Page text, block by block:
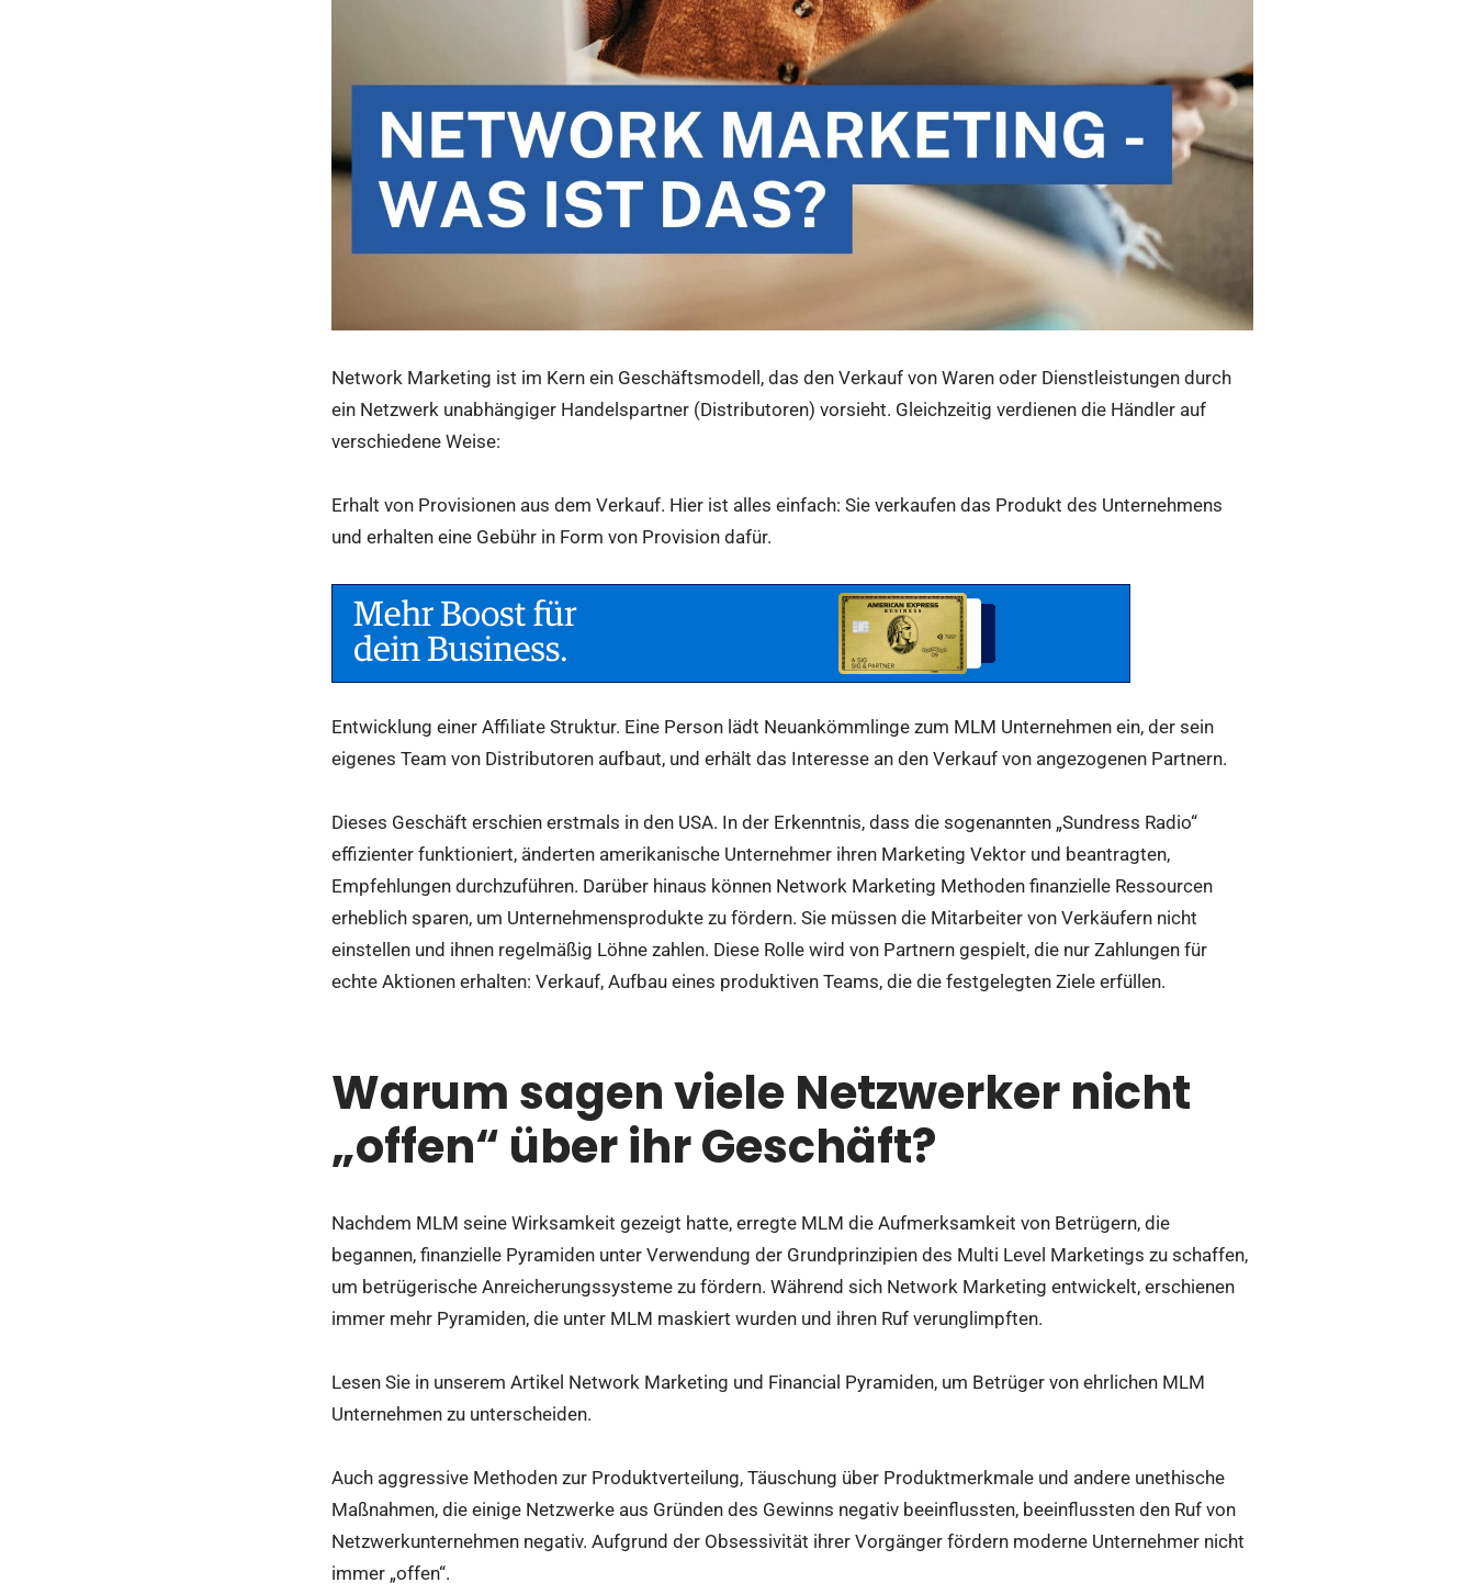
Network Marketing ist im Kern ein Geschäftsmodell, das den Verkauf von Waren oder Dienstleistungen durch
ein Netzwerk unabhängiger Handelspartner (Distributoren) vorsieht. Gleichzeitig verdienen die Händler auf
verschiedene Weise:
Erhalt von Provisionen aus dem Verkauf. Hier ist alles einfach: Sie verkaufen das Produkt des Unternehmens
und erhalten eine Gebühr in Form von Provision dafür.
Entwicklung einer Affiliate Struktur. Eine Person lädt Neuankömmlinge zum MLM Unternehmen ein, der sein
eigenes Team von Distributoren aufbaut, und erhält das Interesse an den Verkauf von angezogenen Partnern.
Dieses Geschäft erschien erstmals in den USA. In der Erkenntnis, dass die sogenannten „Sundress Radio“
effizienter funktioniert, änderten amerikanische Unternehmer ihren Marketing Vektor und beantragten,
Empfehlungen durchzuführen. Darüber hinaus können Network Marketing Methoden finanzielle Ressourcen
erheblich sparen, um Unternehmensprodukte zu fördern. Sie müssen die Mitarbeiter von Verkäufern nicht
einstellen und ihnen regelmäßig Löhne zahlen. Diese Rolle wird von Partnern gespielt, die nur Zahlungen für
echte Aktionen erhalten: Verkauf, Aufbau eines produktiven Teams, die die festgelegten Ziele erfüllen.
Warum sagen viele Netzwerker nicht
„offen“ über ihr Geschäft?
Nachdem MLM seine Wirksamkeit gezeigt hatte, erregte MLM die Aufmerksamkeit von Betrügern, die
begannen, finanzielle Pyramiden unter Verwendung der Grundprinzipien des Multi Level Marketings zu schaffen,
um betrügerische Anreicherungssysteme zu fördern. Während sich Network Marketing entwickelt, erschienen
immer mehr Pyramiden, die unter MLM maskiert wurden und ihren Ruf verunglimpften.
Lesen Sie in unserem Artikel Network Marketing und Financial Pyramiden, um Betrüger von ehrlichen MLM
Unternehmen zu unterscheiden.
Auch aggressive Methoden zur Produktverteilung, Täuschung über Produktmerkmale und andere unethische
Maßnahmen, die einige Netzwerke aus Gründen des Gewinns negativ beeinflussten, beeinflussten den Ruf von
Netzwerkunternehmen negativ. Aufgrund der Obsessivität ihrer Vorgänger fördern moderne Unternehmer nicht
immer „offen“.